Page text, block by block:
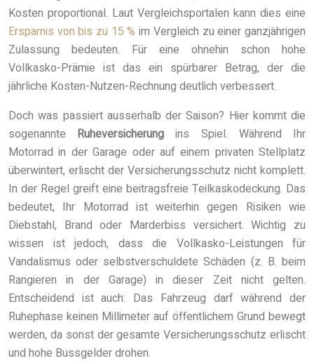
Kosten proportional. Laut Vergleichsportalen kann dies eine
Ersparnis von bis zu 15 % im Vergleich zu einer ganzjährigen
Zulassung bedeuten. Für eine ohnehin schon hohe
Vollkasko-Prämie ist das ein spürbarer Betrag, der die
jährliche Kosten-Nutzen-Rechnung deutlich verbessert.
Doch was passiert ausserhalb der Saison? Hier kommt die
sogenannte Ruheversicherung ins Spiel. Während Ihr
Motorrad in der Garage oder auf einem privaten Stellplatz
überwintert, erlischt der Versicherungsschutz nicht komplett.
In der Regel greift eine beitragsfreie Teilkaskodeckung. Das
bedeutet, Ihr Motorrad ist weiterhin gegen Risiken wie
Diebstahl, Brand oder Marderbiss versichert. Wichtig zu
wissen ist jedoch, dass die Vollkasko-Leistungen für
Vandalismus oder selbstverschuldete Schäden (z. B. beim
Rangieren in der Garage) in dieser Zeit nicht gelten.
Entscheidend ist auch: Das Fahrzeug darf während der
Ruhephase keinen Millimeter auf öffentlichem Grund bewegt
werden, da sonst der gesamte Versicherungsschutz erlischt
und hohe Bussgelder drohen.